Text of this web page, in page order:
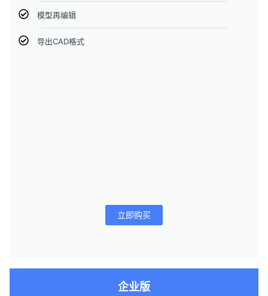
模型再编辑
导出CAD格式
立即购买
企业版